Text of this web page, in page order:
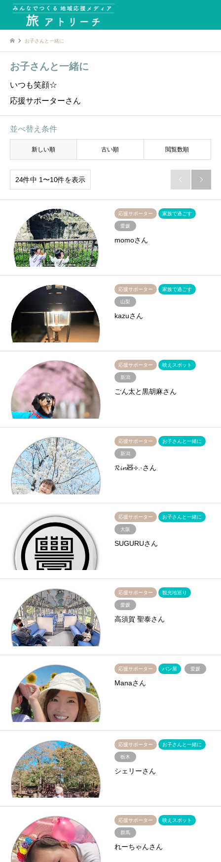
お子さんと一緒に
お子さんと一緒に
いつも笑顔☆
応援サポーターさん
並べ替え条件
新しい順 古い順 閲覧数順
24件中 1〜10件を表示  
応援サポーター 家族で過ごす
愛媛
momoさん
応援サポーター 家族で過ごす
山梨
kazuさん
応援サポーター 映えスポット
新潟
ごん太と黒胡麻さん
応援サポーター お子さんと一緒に
新潟
𝓡𝓲𝓷🧸⟡.·さん
応援サポーター お子さんと一緒に
大阪
SUGURUさん
応援サポーター 観光地巡り
愛媛
高須賀 聖泰さん
応援サポーター パン屋 愛媛
Manaさん
応援サポーター お子さんと一緒に
栃木
シェリーさん
応援サポーター 映えスポット
群馬
れーちゃんさん